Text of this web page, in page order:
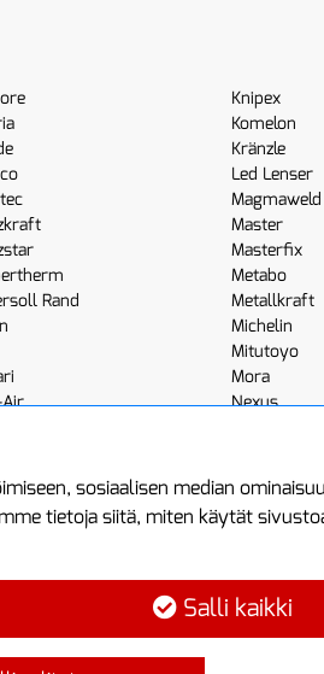
Rand
Air
Knipex
Komelon
Kränzle
Led Lenser
Magmaweld
Master
Masterfix
Metabo
Metallkraft
Michelin
Mitutoyo
Mora
Nexus
Asiakastilini
Asiakastili
Luo tili
sosiaalisen median
tietoja siitä, miten käytät
Salli kaikki